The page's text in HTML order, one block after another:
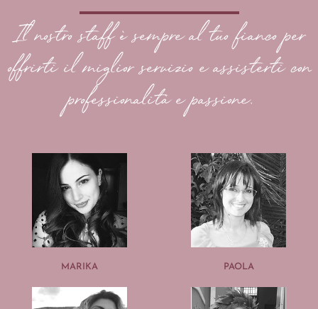
Il nostro staff è sempre al tuo fianco per
offrirti il miglior servizio e assisterti con
professionalità e passione.
MARIKA PAOLA